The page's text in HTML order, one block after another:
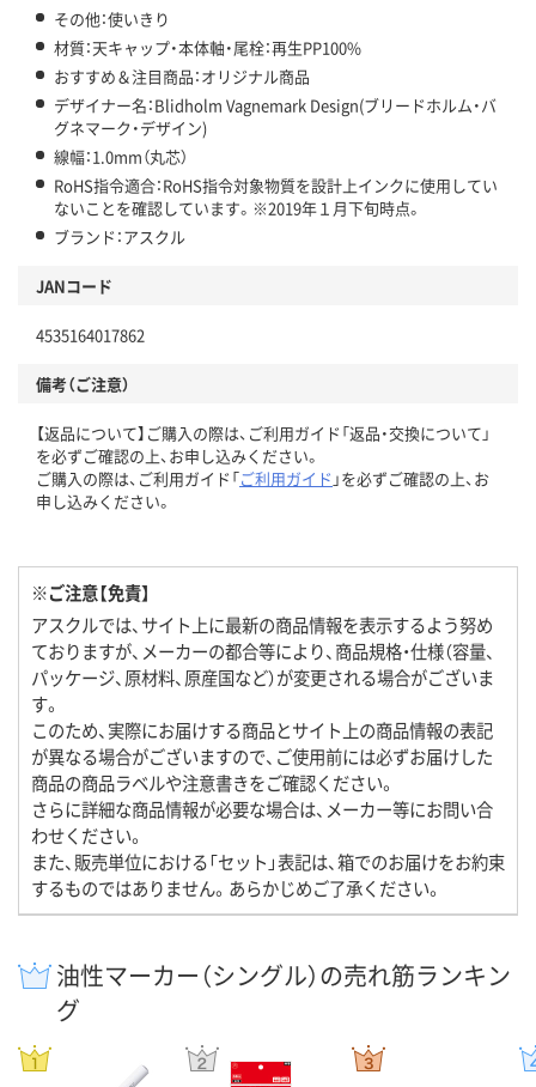
その他：使いきり
材質：天キャップ・本体軸・尾栓：再生PP100%
おすすめ＆注目商品：オリジナル商品
デザイナー名：Blidholm Vagnemark Design(ブリードホルム・バ
グネマーク・デザイン)
線幅：1.0mm（丸芯）
RoHS指令適合：RoHS指令対象物質を設計上インクに使用してい
ないことを確認しています。※2019年１月下旬時点。
ブランド：アスクル
JANコード
4535164017862
備考（ご注意）
【返品について】ご購入の際は、ご利用ガイド「返品・交換について」
を必ずご確認の上、お申し込みください。
ご購入の際は、ご利用ガイド「ご利用ガイド 」を必ずご確認の上、お
申し込みください。
※ご注意【免責】
アスクルでは、サイト上に最新の商品情報を表示するよう努め
ておりますが、メーカーの都合等により、商品規格・仕様（容量、
パッケージ、原材料、原産国など）が変更される場合がございま
す。
このため、実際にお届けする商品とサイト上の商品情報の表記
が異なる場合がございますので、ご使用前には必ずお届けした
商品の商品ラベルや注意書きをご確認ください。
さらに詳細な商品情報が必要な場合は、メーカー等にお問い合
わせください。
また、販売単位における「セット」表記は、箱でのお届けをお約束
するものではありません。あらかじめご了承ください。
油性マーカー（シングル）の売れ筋ランキン
グ